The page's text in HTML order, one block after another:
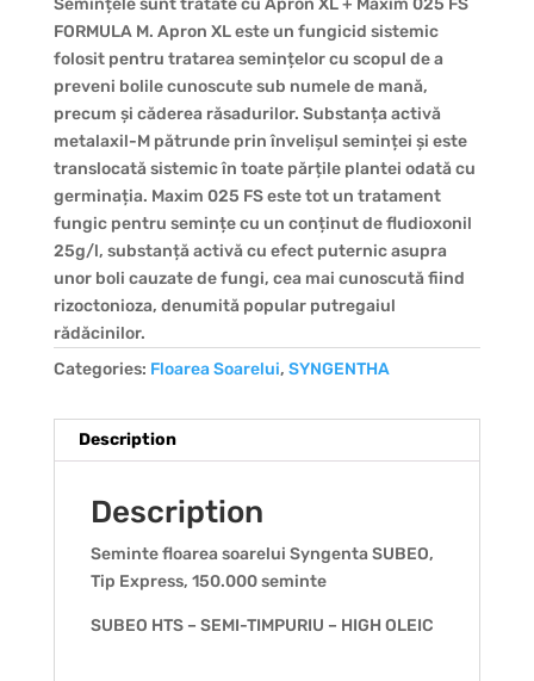
Semințele sunt tratate cu Apron XL + Maxim 025 FS
FORMULA M. Apron XL este un fungicid sistemic
folosit pentru tratarea semințelor cu scopul de a
preveni bolile cunoscute sub numele de mană,
precum și căderea răsadurilor. Substanța activă
metalaxil-M pătrunde prin învelișul seminței și este
translocată sistemic în toate părțile plantei odată cu
germinația. Maxim 025 FS este tot un tratament
fungic pentru semințe cu un conținut de fludioxonil
25g/l, substanță activă cu efect puternic asupra
unor boli cauzate de fungi, cea mai cunoscută fiind
rizoctonioza, denumită popular putregaiul
rădăcinilor.
Categories: Floarea Soarelui, SYNGENTHA
Description
Description
Seminte floarea soarelui Syngenta SUBEO,
Tip Express, 150.000 seminte
SUBEO HTS – SEMI-TIMPURIU – HIGH OLEIC